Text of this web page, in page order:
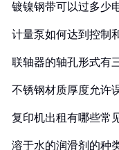
镀镍钢带可以过多少
计量泵如何达到控制
联轴器的轴孔形式有
不锈钢材质厚度允许
复印机出租有哪些常
溶于水的润滑剂的种